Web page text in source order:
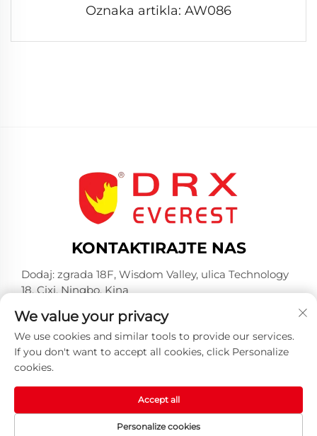
Oznaka artikla: AW086
KONTAKTIRAJTE NAS
Dodaj: zgrada 18F, Wisdom Valley, ulica Technology
18, Cixi, Ningbo, Kina
-Tel:+86-574-23660321
E-mail:[email protected]
Autorsko pravo © 2025. Huangshan DRX Industrial Co.,
Ltd -Politika privatnosti
We value your privacy
We use cookies and similar tools to provide our services.
If you don't want to accept all cookies, click Personalize
cookies.
Personalize cookies
Accept all